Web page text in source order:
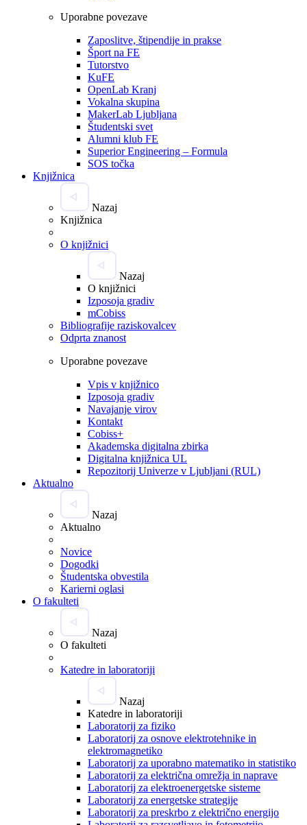
Uporabne povezave
Zaposlitve, štipendije in prakse
Šport na FE
Tutorstvo
KuFE
OpenLab Kranj
Vokalna skupina
MakerLab Ljubljana
Študentski svet
Alumni klub FE
Superior Engineering – Formula
SOS točka
Knjižnica
Nazaj
Knjižnica
O knjižnici
Nazaj
O knjižnici
Izposoja gradiv
mCobiss
Bibliografije raziskovalcev
Odprta znanost
Uporabne povezave
Vpis v knjižnico
Izposoja gradiv
Navajanje virov
Kontakt
Cobiss+
Akademska digitalna zbirka
Digitalna knjižnica UL
Repozitorij Univerze v Ljubljani (RUL)
Aktualno
Nazaj
Aktualno
Novice
Dogodki
Študentska obvestila
Karierni oglasi
O fakulteti
Nazaj
O fakulteti
Katedre in laboratoriji
Nazaj
Katedre in laboratoriji
Laboratorij za fiziko
Laboratorij za osnove elektrotehnike in
elektromagnetiko
Laboratorij za uporabno matematiko in statistiko
Laboratorij za električna omrežja in naprave
Laboratorij za elektroenergetske sisteme
Laboratorij za energetske strategije
Laboratorij za preskrbo z električno energijo